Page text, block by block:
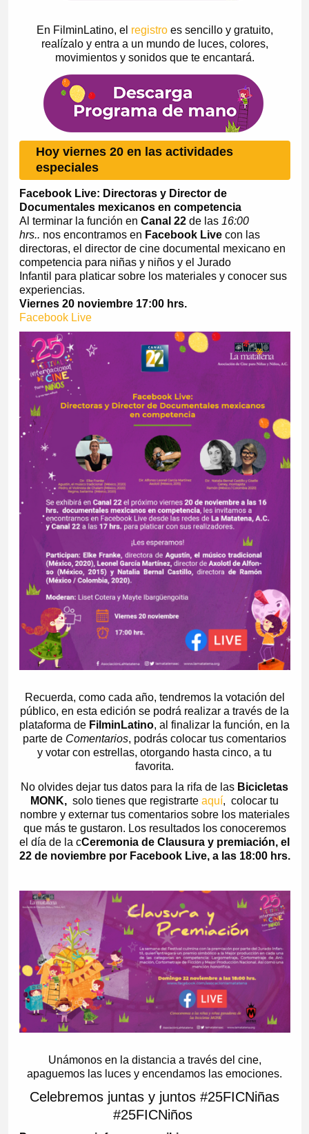
En FilminLatino, el registro es sencillo y gratuito,
realízalo y entra a un mundo de luces, colores,
movimientos y sonidos que te encantará.
Hoy viernes 20 en las actividades
especiales
Facebook Live: Directoras y Director de
Documentales mexicanos en competencia
Al terminar la función en Canal 22 de las16:00
hrs.. nos encontramos en Facebook Livecon las
directoras, el director de cine documental mexicano en
competencia para niñas y niños y el Jurado
Infantil para platicar sobre los materiales y conocer sus
experiencias.
Viernes 20 noviembre 17:00 hrs.
Facebook Live
Recuerda, como cada año, tendremos la votación del
público, en esta edición se podrá realizar a través de la
plataforma de FilminLatino, al finalizar la función, en la
parte de Comentarios, podrás colocar tus comentarios
y votar con estrellas, otorgando hasta cinco, a tu
favorita.
No olvides dejar tus datos para la rifa de las Bicicletas
MONK, solo tienes que registrarte aquí, colocar tu
nombre y externar tus comentarios sobre los materiales
que más te gustaron. Los resultados los conoceremos
el día de la cCeremonia de Clausura y premiación, el
22 de noviembre por Facebook Live, a las 18:00 hrs.
Unámonos en la distancia a través del cine,
apaguemos las luces y encendamos las emociones.
Celebremos juntas y juntos #25FICNiñas
#25FICNiños